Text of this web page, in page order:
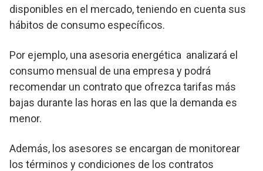
disponibles en el mercado, teniendo en cuenta sus
hábitos de consumo específicos.
Por ejemplo, una asesoria energética analizará el
consumo mensual de una empresa y podrá
recomendar un contrato que ofrezca tarifas más
bajas durante las horas en las que la demanda es
menor.
Además, los asesores se encargan de monitorear
los términos y condiciones de los contratos